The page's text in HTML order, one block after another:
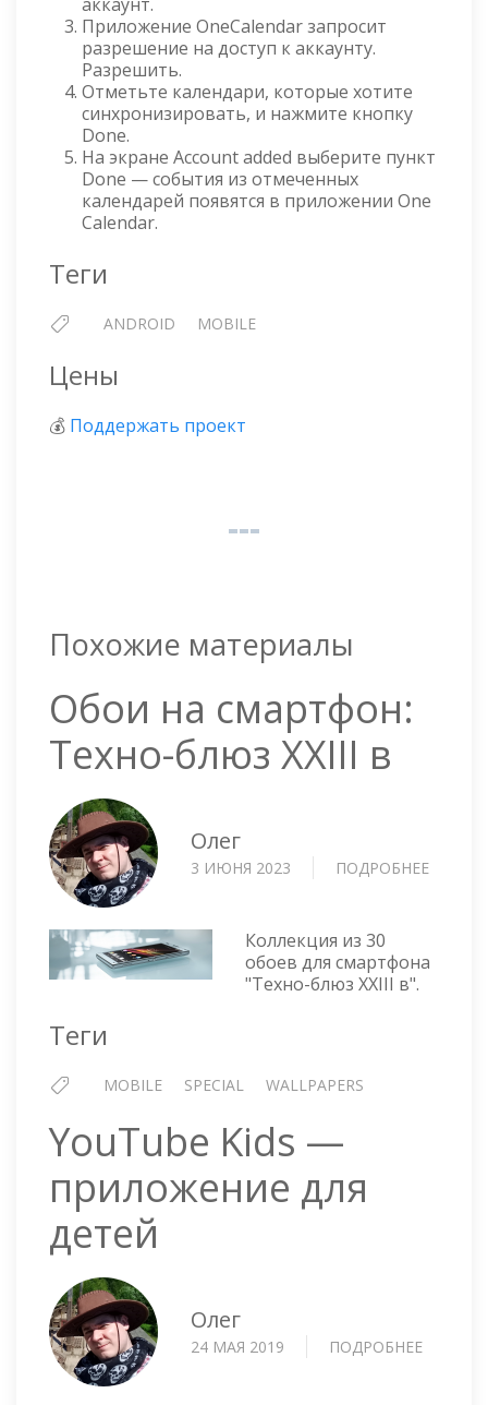
Приложение OneCalendar запросит
разрешение на доступ к аккаунту.
Разрешить.
Отметьте календари, которые хотите
синхронизировать, и нажмите кнопку
Done.
На экране Account added выберите пункт
Done — события из отмеченных
календарей появятся в приложении One
Calendar.
Теги
ANDROID MOBILE
Цены
💰 Поддержать проект
Похожие материалы
Обои на смартфон:
Техно-блюз XXIII в
Олег
3 ИЮНЯ 2023 ПОДРОБНЕЕ
Коллекция из 30
обоев для смартфона
"Техно-блюз XXIII в".
Теги
MOBILE SPECIAL WALLPAPERS
YouTube Kids —
приложение для
детей
Олег
24 МАЯ 2019 ПОДРОБНЕЕ